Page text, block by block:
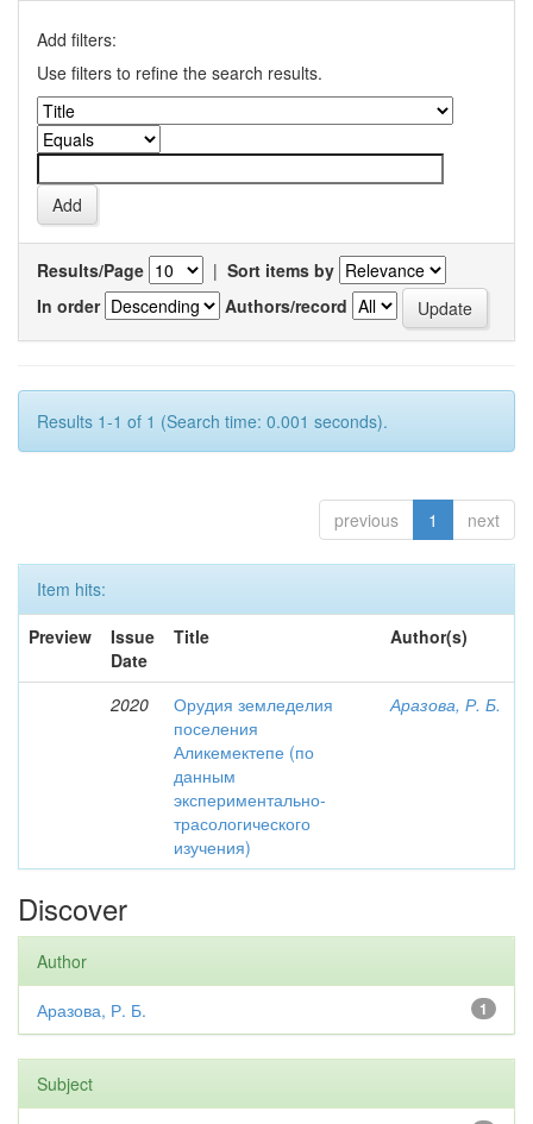
Add filters:
Use filters to refine the search results.
Results/Page | Sort items by
In order
Authors/record
Results 1-1 of 1 (Search time: 0.001 seconds).
previous 1 next
Item hits:
Preview
Issue
Date
Title Author(s)
2020
Орудия земледелия
поселения
Аликемектепе (по
данным
экспериментально-
трасологического
изучения)
Аразова, Р. Б.
Discover
Author
1
Аразова, Р. Б.
Subject